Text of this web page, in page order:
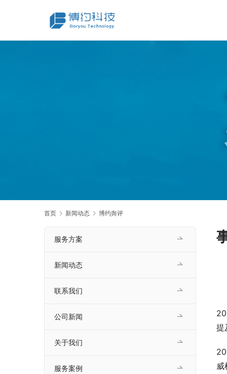
首页 新闻动态 博约舆评
提
服务方案
新闻动态
联系我们
公司新闻
关于我们
服务案例